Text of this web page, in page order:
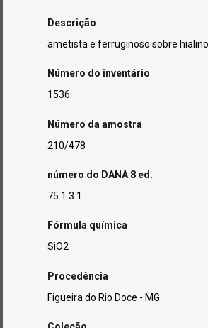
Descrição
ametista e ferruginoso sobre hialino
Número do inventário
1536
Número da amostra
210/478
número do DANA 8 ed.
75.1.3.1
Fórmula química
SiO2
Procedência
Figueira do Rio Doce - MG